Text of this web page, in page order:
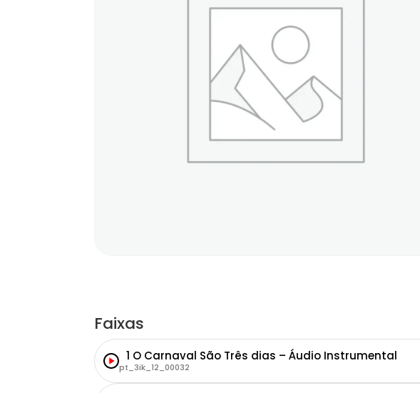
Faixas
1 O Carnaval São Três dias – Áudio Instrumental
pt_3ik_12_00032